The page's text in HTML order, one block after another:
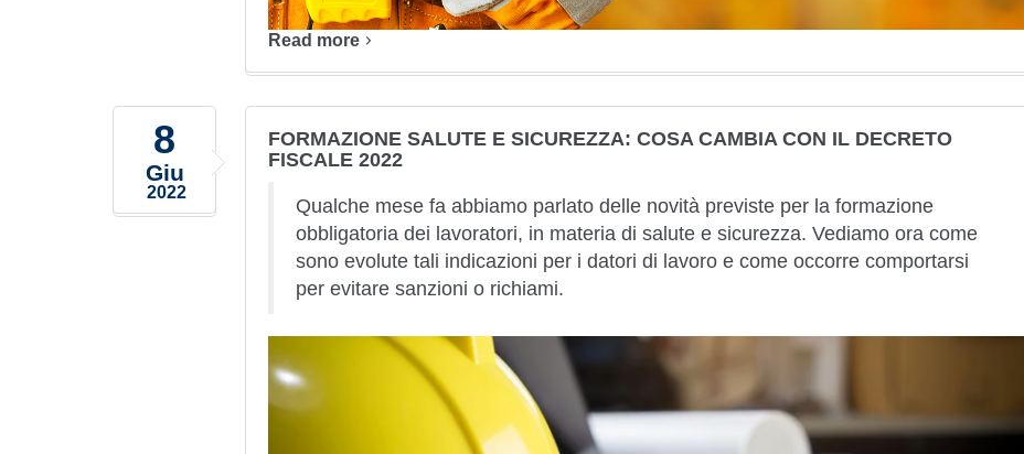
Read more
8
Giu
2022
FORMAZIONE SALUTE E SICUREZZA: COSA CAMBIA CON IL DECRETO
FISCALE 2022
Qualche mese fa abbiamo parlato delle novità previste per la formazione
obbligatoria dei lavoratori, in materia di salute e sicurezza. Vediamo ora come
sono evolute tali indicazioni per i datori di lavoro e come occorre comportarsi
per evitare sanzioni o richiami.